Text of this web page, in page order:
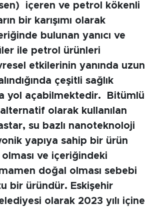
içeren ve petrol kökenli
bir karışımı olarak
bulunan yanıcı ve
ile petrol ürünleri
etkilerinin yanında uzun
çeşitli sağlık
yol açabilmektedir. Bitümlü
alternatif olarak kullanılan
su bazlı nanoteknoloji
yapıya sahip bir ürün
ve içeriğindeki
doğal olması sebebi
bir üründür. Eskişehir
olarak 2023 yılı içine